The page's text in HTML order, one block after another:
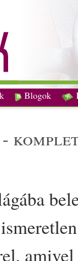
Blogok